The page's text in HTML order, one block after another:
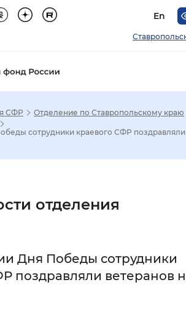
En
Увеличенный
засечек С засечками
СФР
Отделение по Ставропольскому краю
сотрудники краевого СФР поздравляли
отделения
Дня Победы сотрудники
поздравляли ветеранов